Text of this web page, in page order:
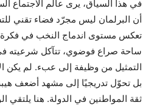
في هذا السياق، يرى عالم الاجتماع
أن البرلمان ليس مجرّد فضاء تقني
تعكس مستوى اندماج النخب في فكرة
ساحة صراع فوضوي، تتآكل شرعيته
التمثيل من وظيفة إلى عبء. لم يكن
بل تحوّل تدريجيًا إلى مشهد أضعف
ثقة المواطنين في الدولة. هنا يلتقي